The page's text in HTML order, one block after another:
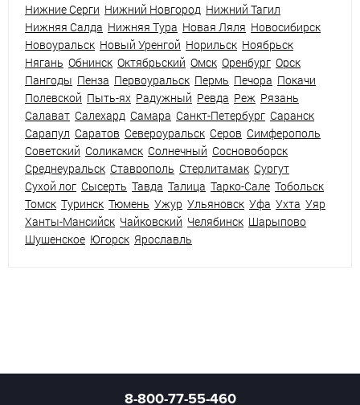
Нижние Серги Нижний Новгород Нижний Тагил
Нижняя Салда Нижняя Тура Новая Ляля Новосибирск
Новоуральск Новый Уренгой Норильск Ноябрьск
Нягань Обнинск Октябрьский Омск Оренбург Орск
Пангоды Пенза Первоуральск Пермь Печора Покачи
Полевской Пыть-ях Радужный Ревда Реж Рязань
Салават Салехард Самара Санкт-Петербург Саранск
Сарапул Саратов Североуральск Серов Симферополь
Советский Соликамск Солнечный Сосновоборск
Среднеуральск Ставрополь Стерлитамак Сургут
Сухой лог Сысерть Тавда Талица Тарко-Сале Тобольск
Томск Туринск Тюмень Ужур Ульяновск Уфа Ухта Уяр
Ханты-Мансийск Чайковский Челябинск Шарыпово
Шушенское Югорск Ярославль
8-800-77-55-460